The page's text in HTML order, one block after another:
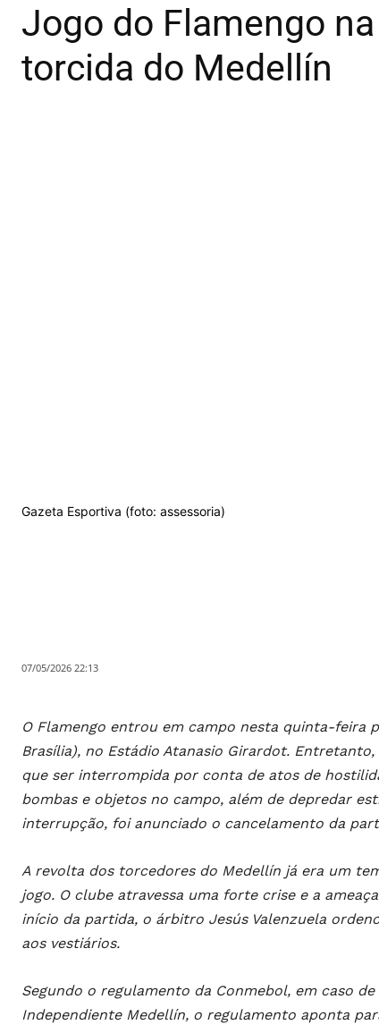
Jogo do Flamengo
torcida do Medellín
Gazeta Esportiva (foto: assessoria)
07/05/2026 22:13
O Flamengo entrou em campo nesta quinta-feira
Brasília), no Estádio Atanasio Girardot.
que ser interrompida por conta de atos de
bombas e objetos no campo, além de depredar
interrupção, foi anunciado o cancelamento da
A revolta dos torcedores do Medellín já era um
jogo. O clube atravessa uma forte crise e a
início da partida, o árbitro Jesús Valenzuela
aos vestiários.
Segundo o regulamento da Conmebol, em caso
Independiente Medellín, o regulamento aponta